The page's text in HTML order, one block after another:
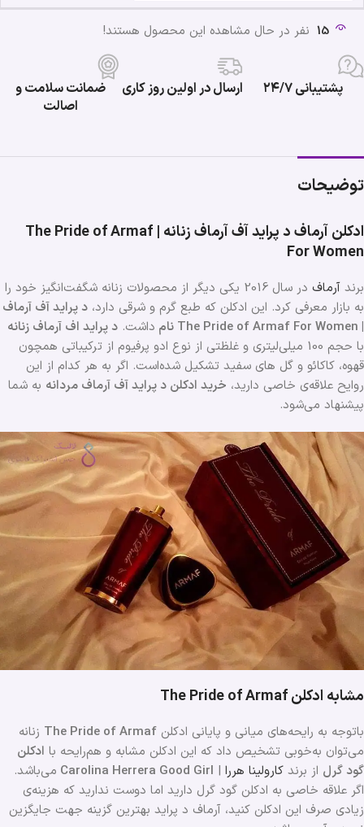
15 نفر در حال مشاهده این محصول هستند!
پشتیبانی ۲۴/۷ ارسال در اولین روز کاری
ضمانت سلامت و
اصالت
توضیحات
ادکلن آرماف د پراید آف آرماف زنانه | The Pride of Armaf
For Women
برند آرماف
در سال 2016 یکی دیگر از محصولات زنانه شگفت‌انگیز خود را
به بازار معرفی کرد. این ادکلن که طبع گرم و شرقی دارد، د پراید آف آرماف
| The Pride of Armaf For Women نام
داشت. د پراید اف آرماف زنانه
با حجم 100 میلی‌لیتری و غلظتی از نوع ادو پرفیوم از ترکیباتی همچون
قهوه، کاکائو و گل های سفید تشکیل شده‌است. اگر به هر کدام از این
روایح علاقه‌ی خاصی دارید، خرید ادکلن د پراید آف آرماف مردانه به شما
پیشنهاد می‌شود.
مشابه ادکلن The Pride of Armaf
باتوجه به رایحه‌های میانی و پایانی ادکلن The Pride of Armaf زنانه
می‌توان به‌خوبی تشخیص داد که این ادکلن مشابه و هم‌رایحه با ادکلن
گود گرل از برند کارولینا هررا |
Carolina Herrera Good Girl می‌باشد.
اگر علاقه خاصی به ادکلن گود گرل دارید اما دوست ندارید که هزینه‌ی
زیادی صرف این ادکلن کنید، آرماف د پراید بهترین گزینه جهت جایگزین